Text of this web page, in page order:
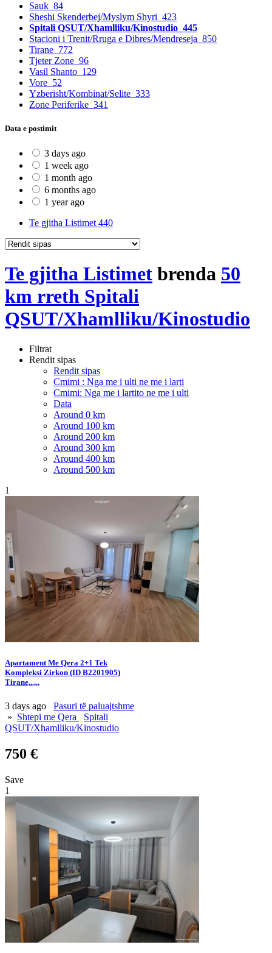
Sauk 84
Sheshi Skenderbej/Myslym Shyri 423
Spitali QSUT/Xhamlliku/Kinostudio 445
Stacioni i Trenit/Rruga e Dibres/Mendreseja 850
Tirane 772
Tjeter Zone 96
Vasil Shanto 129
Vore 52
Yzberisht/Kombinat/Selite 333
Zone Periferike 341
Data e postimit
3 days ago
1 week ago
1 month ago
6 months ago
1 year ago
Te gjitha Listimet 440
Te gjitha Listimet brenda 50
km rreth Spitali
QSUT/Xhamlliku/Kinostudio
Filtrat
Rendit sipas
Rendit sipas
Cmimi : Nga me i ulti ne me i larti
Cmimi: Nga me i lartito ne me i ulti
Data
Around 0 km
Around 100 km
Around 200 km
Around 300 km
Around 400 km
Around 500 km
1
Apartament Me Qera 2+1 Tek
Kompleksi Zirkon (ID B2201905)
Tirane,..,.,
3 days ago
Pasuri të paluajtshme
» Shtepi me Qera
Spitali
QSUT/Xhamlliku/Kinostudio
750 €
Save
1